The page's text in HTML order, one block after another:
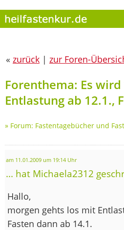
« zurück | zur Foren-
Forenthema: Es
Entlastung ab 12.1.,
» Forum: Fastentagebücher und
am 11.01.2009 um 19:14 Uhr
... hat Michaela2312
Hallo,
morgen gehts los mit
Fasten dann ab 14.1.